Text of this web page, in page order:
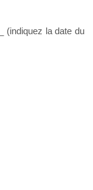
(indiquez la date du